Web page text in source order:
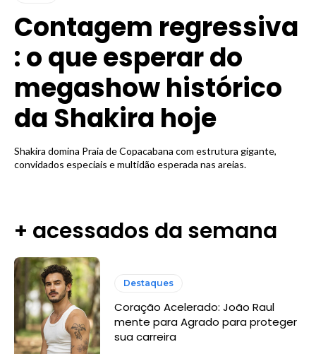
Contagem regressiva
: o que esperar do
megashow histórico
da Shakira hoje
Shakira domina Praia de Copacabana com estrutura gigante,
convidados especiais e multidão esperada nas areias.
+ acessados da semana
Destaques
Coração Acelerado: João Raul
mente para Agrado para proteger
sua carreira